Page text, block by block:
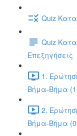
Quiz
Quiz
Επεξηγήσεις
1.
Βήμα-Βήμα
2.
Βήμα-Βήμα